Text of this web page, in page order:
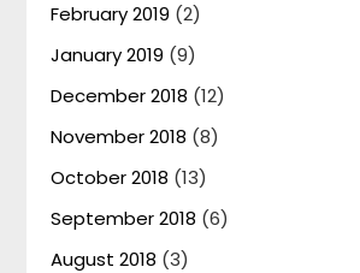
February 2019 (2)
January 2019 (9)
December 2018 (12)
November 2018 (8)
October 2018 (13)
September 2018 (6)
August 2018 (3)